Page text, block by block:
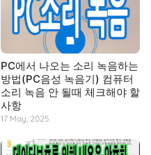
PC에서 나오는 소리 녹음하는
방법(PC음성 녹음기) 컴퓨터
소리 녹음 안 될때 체크해야 할
사항
17 May, 2025